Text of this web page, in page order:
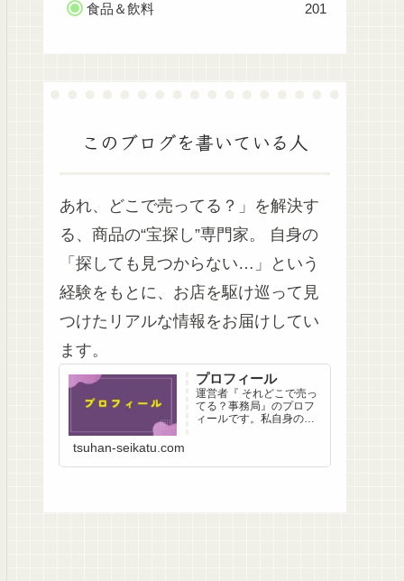
食品＆飲料 201
このブログを書いている人
あれ、どこで売ってる？」を解決す
る、商品の“宝探し”専門家。 自身の
「探しても見つからない…」という
経験をもとに、お店を駆け巡って見
つけたリアルな情報をお届けしてい
ます。
プロフィール
運営者『 それどこで売っ
てる？事務局』のプロフ
ィールです。私自身の
集へのこだわりと想いを
tsuhan-seikatu.com